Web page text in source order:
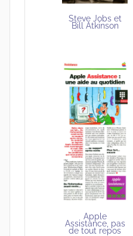
Steve Jobs et
Bill Atkinson
Apple
Assistance, pas
de tout repos